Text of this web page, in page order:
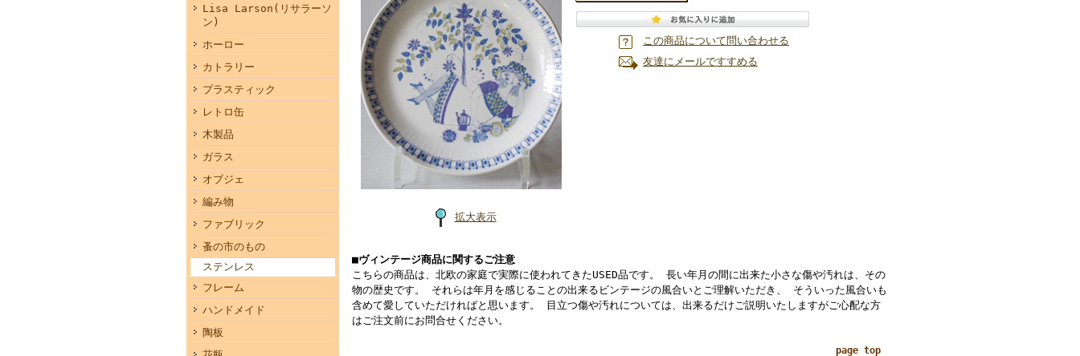
Lisa Larson(リサラーソ
ン)
ホーロー
カトラリー
プラスティック
レトロ缶
木製品
ガラス
オブジェ
編み物
ファブリック
蚤の市のもの
ステンレス
フレーム
ハンドメイド
陶板
拡大表示
この商品について問い合わせる
友達にメールですすめる
■ヴィンテージ商品に関するご注意
こちらの商品は、北欧の家庭で実際に使われてきたUSED品です。 長い年月の間に出来た小さな傷や汚れは、その
物の歴史です。 それらは年月を感じることの出来るビンテージの風合いとご理解いただき、 そういった風合いも
含めて愛していただければと思います。 目立つ傷や汚れについては、出来るだけご説明いたしますがご心配な方
はご注文前にお問合せください。
page top